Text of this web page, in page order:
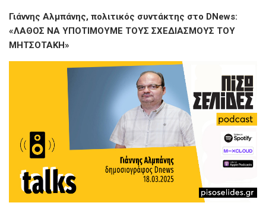
Γιάννης Αλμπάνης, πολιτικός συντάκτης στο DNews:
«ΛΑΘΟΣ ΝΑ ΥΠΟΤΙΜΟΥΜΕ ΤΟΥΣ ΣΧΕΔΙΑΣΜΟΥΣ ΤΟΥ
ΜΗΤΣΟΤΑΚΗ»